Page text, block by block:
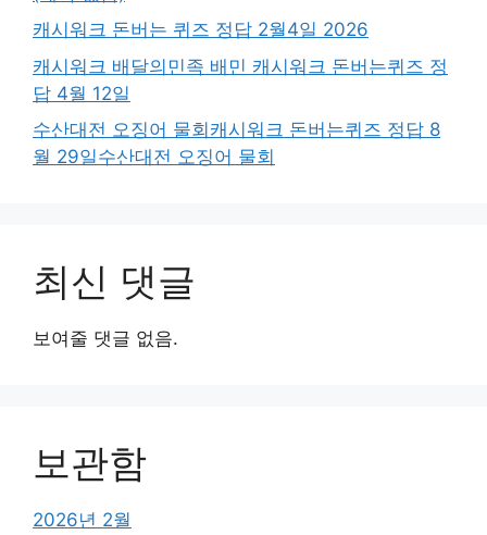
캐시워크 돈버는 퀴즈 정답 2월4일 2026
캐시워크 배달의민족 배민 캐시워크 돈버는퀴즈 정
답 4월 12일
수산대전 오징어 물회캐시워크 돈버는퀴즈 정답 8
월 29일수산대전 오징어 물회
최신 댓글
보여줄 댓글 없음.
보관함
2026년 2월